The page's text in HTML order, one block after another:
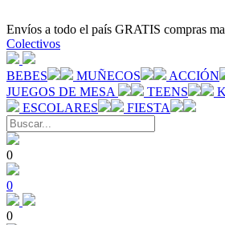
Envíos a todo el país GRATIS compras
Colectivos
BEBES MUÑECOS ACCIÓN
JUEGOS DE MESA
TEENS
ESCOLARES
FIESTA
0
0
0